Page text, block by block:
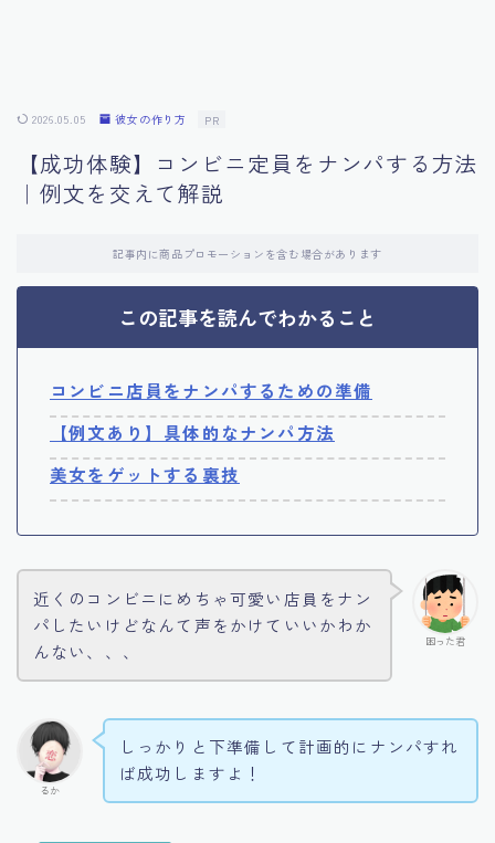
2026.05.05 彼女の作り方 PR
【成功体験】コンビニ定員をナンパする方法
｜例文を交えて解説
記事内に商品プロモーションを含む場合があります
この記事を読んでわかること
コンビニ店員をナンパするための準備
【例文あり】具体的なナンパ方法
美女をゲットする裏技
困った君
近くのコンビニにめちゃ可愛い店員をナン
パしたいけどなんて声をかけていいかわか
んない、、、
るか
しっかりと下準備して計画的にナンパすれ
ば成功しますよ！